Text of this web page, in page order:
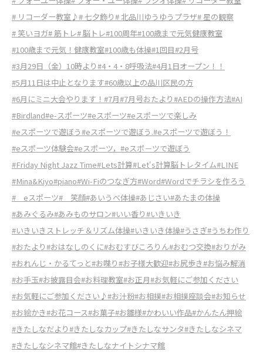
# リコーダー教室♪# 七夕飾り# 北品川ゆうゆうプラザ# 星の観察
# 笑いヨガ# 筋トレ# 脳トレ#100周年#100歳まで元気健康教室
#100歳まで元気！健康教室#100歳も体操#1回目#2月号
#3月29日（金）10時より#4・4・8呼吸法#4月1日オープン！！
#5月11日は中止となります#60歳以上の品川区民の方
#6月にミニ大会やります！ #7月#7月号おたより#AEDの操作方法#AI
#Birdland#e-スポーツ#eスポーツ#eスポーツで楽しみ
#eスポーツで遊ぼう#eスポーツで遊ぼう.#eスポーツで遊ぼう！
#eスポーツ体験会#eスポーツ， #eスポ－ツで遊ぼう
#Friday Night Jazz Time#Lets計算#Let‘s計算脳トレタイム#LINE
#Mina&Kiyo#piano#Wi-Fiのつなぎ方#Word#Wordでチラシを作ろう
# eスポーツ# 笑顔#あいうべ体操#あじさい#あたまの体操
#あみぐるみ#あみものサロン#いい香り#いきいき
#いきいきストレッチ＆リズム体操#いきいき体操#うさぎ#うちわ作り
#おたより#おはなしのくに#おむすびころりん#おむつ交換#おりがみ
#おれんじ・かるてっと#お喋り#お子様大歓迎#お尻歩き#お悩み解消
#お手玉#お披露目会#お料理教室#お正月#お気軽にご参加ください
#お気軽にご参加ください♪#お汁粉#お相撲#お相撲座談会#お知らせ
#お絵かき#お花コース#お菓子#お雛様#かわいい作品#かんたん押絵
#きたしなだより#きたしなカップ#きたしなサンタ#きたしなシネマ
#きたしなシネマ館#きたしなナイトシナマ館